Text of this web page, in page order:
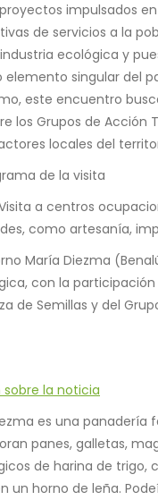
impulsados
de servicios a la
ecológica y
elemento singular del
este encuentro
los Grupos de Acción
locales del
de la visita
a centros
como artesanía,
María Diezma
con la
de Semillas y del
la noticia
es una panadería
panes, galletas,
de harina de trigo,
un horno de leña.